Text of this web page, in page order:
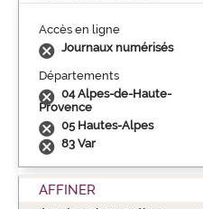
Accès en ligne
Journaux numérisés
Départements
04 Alpes-de-Haute-
Provence
05 Hautes-Alpes
83 Var
AFFINER